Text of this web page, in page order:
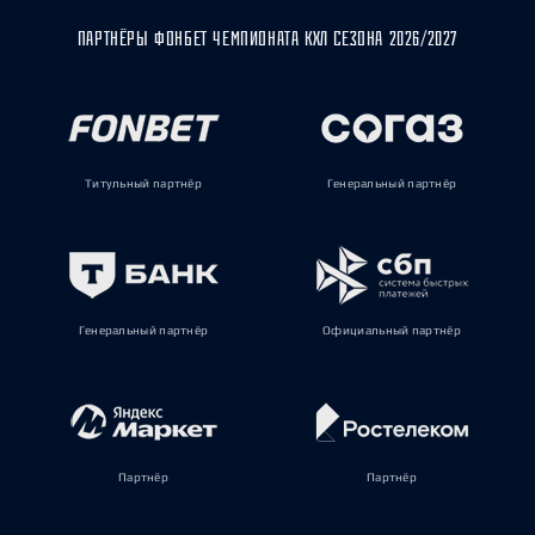
ПАРТНЁРЫ ФОНБЕТ ЧЕМПИОНАТА КХЛ СЕЗОНА 2026/2027
Титульный партнёр Генеральный партнёр
Генеральный партнёр Официальный партнёр
Партнёр Партнёр